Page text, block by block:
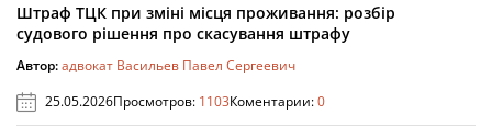
Штраф ТЦК при зміні місця проживання: розбір
судового рішення про скасування штрафу
Автор:адвокат Васильев Павел Сергеевич
25.05.2026Просмотров: 1103Коментарии:0